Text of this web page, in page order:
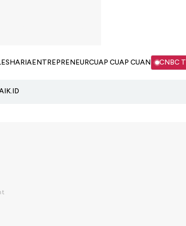
SHARIAENTREPRENEURCUAP CUAP CUAN CNBC